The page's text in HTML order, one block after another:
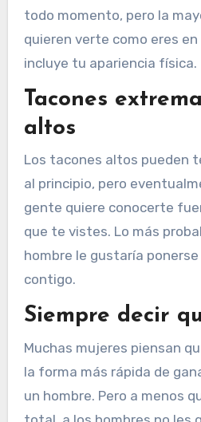
todo momento, pero la
quieren verte como eres en
incluye tu apariencia física.
Tacones
altos
Los tacones altos pueden
al principio, pero
gente quiere conocerte
que te vistes. Lo más
hombre le gustaría
contigo.
Siempre decir
Muchas mujeres piensan
la forma más rápida de
un hombre. Pero a menos